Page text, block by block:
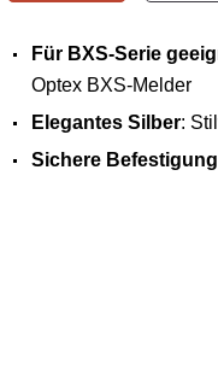
Für BXS-Serie
Optex BXS-Melder
Elegantes Silber:
Sichere Befestigung